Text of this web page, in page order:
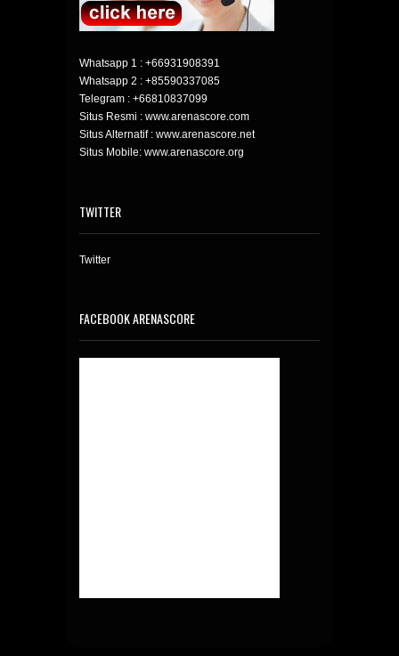
Whatsapp 1 : +66931908391
Whatsapp 2 : +85590337085
Telegram : +66810837099
Situs Resmi : www.arenascore.com
Situs Alternatif : www.arenascore.net
Situs Mobile: www.arenascore.org
TWITTER
Twitter
FACEBOOK ARENASCORE